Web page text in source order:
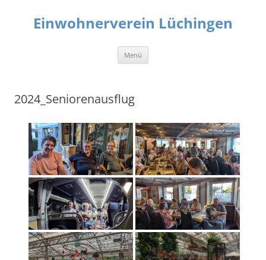
springenEinwohnerverein Lüchingen
Menü
2024_Seniorenausflug